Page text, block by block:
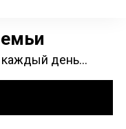
каждый день…